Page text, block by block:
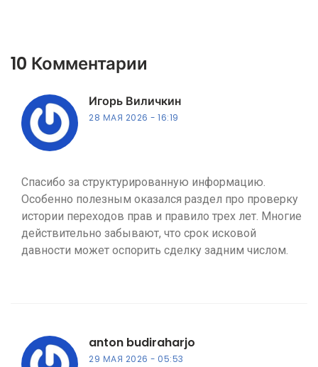
10 Комментарии
Игорь Виличкин
28 МАЯ 2026 16:19
Спасибо за структурированную информацию.
Особенно полезным оказался раздел про проверку
истории переходов прав и правило трех лет. Многие
действительно забывают, что срок исковой
давности может оспорить сделку задним числом.
anton budiraharjo
29 МАЯ 2026 05:53